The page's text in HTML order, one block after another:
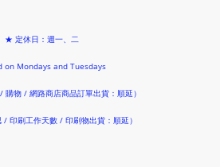
★ 定休日：週一、二
on Mondays and Tuesdays
購物 / 網路商店商品訂單出貨：順延）
/ 印刷工作天數 / 印刷物出貨：順延）